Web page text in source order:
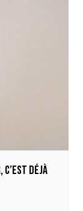
c’est déjà